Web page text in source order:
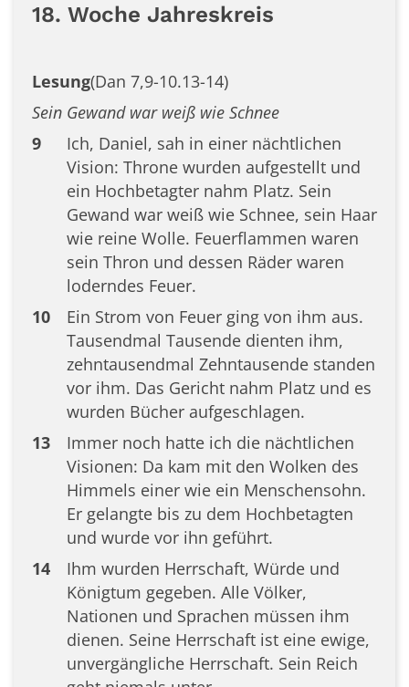
18. Woche Jahreskreis
Lesung(Dan 7,9-10.13-14)
Sein Gewand war weiß wie Schnee
9
Ich, Daniel, sah in einer nächtlichen
Vision: Throne wurden aufgestellt und
ein Hochbetagter nahm Platz. Sein
Gewand war weiß wie Schnee, sein Haar
wie reine Wolle. Feuerflammen waren
sein Thron und dessen Räder waren
loderndes Feuer.
10
Ein Strom von Feuer ging von ihm aus.
Tausendmal Tausende dienten ihm,
zehntausendmal Zehntausende standen
vor ihm. Das Gericht nahm Platz und es
wurden Bücher aufgeschlagen.
13
Immer noch hatte ich die nächtlichen
Visionen: Da kam mit den Wolken des
Himmels einer wie ein Menschensohn.
Er gelangte bis zu dem Hochbetagten
und wurde vor ihn geführt.
14
Ihm wurden Herrschaft, Würde und
Königtum gegeben. Alle Völker,
Nationen und Sprachen müssen ihm
dienen. Seine Herrschaft ist eine ewige,
unvergängliche Herrschaft. Sein Reich